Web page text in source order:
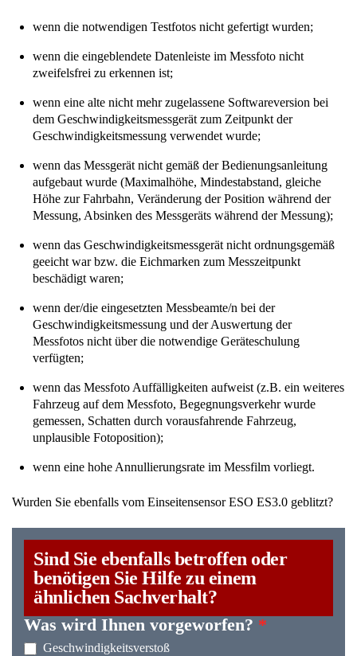
wenn die notwendigen Testfotos nicht gefertigt wurden;
wenn die eingeblendete Datenleiste im Messfoto nicht
zweifelsfrei zu erkennen ist;
wenn eine alte nicht mehr zugelassene Softwareversion bei
dem Geschwindigkeitsmessgerät zum Zeitpunkt der
Geschwindigkeitsmessung verwendet wurde;
wenn das Messgerät nicht gemäß der Bedienungsanleitung
aufgebaut wurde (Maximalhöhe, Mindestabstand, gleiche
Höhe zur Fahrbahn, Veränderung der Position während der
Messung, Absinken des Messgeräts während der Messung);
wenn das Geschwindigkeitsmessgerät nicht ordnungsgemäß
geeicht war bzw. die Eichmarken zum Messzeitpunkt
beschädigt waren;
wenn der/die eingesetzten Messbeamte/n bei der
Geschwindigkeitsmessung und der Auswertung der
Messfotos nicht über die notwendige Geräteschulung
verfügten;
wenn das Messfoto Auffälligkeiten aufweist (z.B. ein weiteres
Fahrzeug auf dem Messfoto, Begegnungsverkehr wurde
gemessen, Schatten durch vorausfahrende Fahrzeug,
unplausible Fotoposition);
wenn eine hohe Annullierungsrate im Messfilm vorliegt.
Wurden Sie ebenfalls vom Einseitensensor ESO ES3.0 geblitzt?
Sind Sie ebenfalls betroffen oder
benötigen Sie Hilfe zu einem
ähnlichen Sachverhalt?
Was wird Ihnen vorgeworfen? *
Geschwindigkeitsverstoß